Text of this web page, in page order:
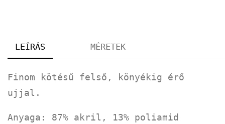
LEÍRÁS MÉRETEK
Finom kötésű felső, könyékig érő
ujjal.
Anyaga: 87% akril, 13% poliamid